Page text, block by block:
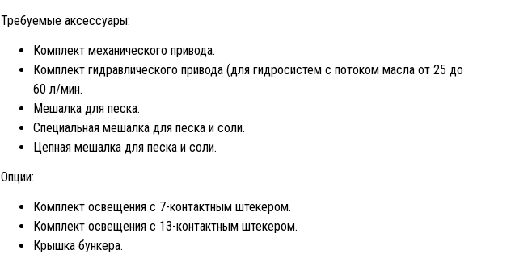
Требуемые аксессуары:
Комплект механического привода.
Комплект гидравлического привода (для гидросистем с потоком масла от 25 до
60 л/мин.
Мешалка для песка.
Специальная мешалка для песка и соли.
Цепная мешалка для песка и соли.
Опции:
Комплект освещения с 7-контактным штекером.
Комплект освещения с 13-контактным штекером.
Крышка бункера.